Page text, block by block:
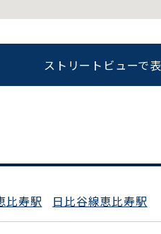
213
〜18:00ストリートビューで
比寿駅 日比谷線恵比寿駅